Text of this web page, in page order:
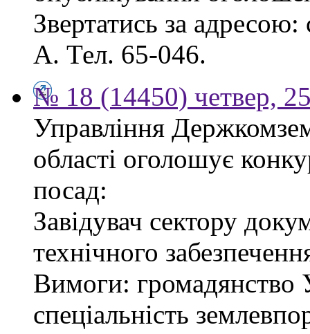
Звертатись за адресою:
А. Тел. 65-046.
№ 18 (14450) четвер,
Управління
області оголошує
посад:
Завідувач сектору
технічного
Вимоги: громадянство
спеціальність